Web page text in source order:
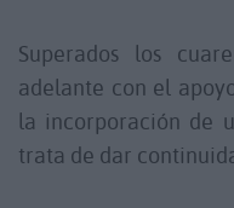
Superados los
adelante con el
la incorporación de
trata de dar